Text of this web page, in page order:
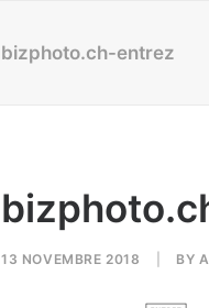
bizphoto.ch-entrez
13 NOVEMBRE 2018 BY